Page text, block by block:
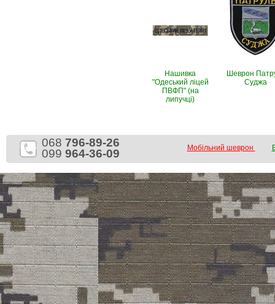
Нашивка
"Одеський ліцей
ПВФП" (на
липучці)
Шеврон
Суджа
068 796-89-26
099 964-36-09 Мобільний шеврон